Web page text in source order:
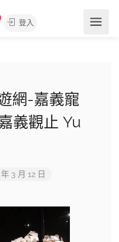
登入
網-嘉義寵
義觀止 Yu
3 月 12 日